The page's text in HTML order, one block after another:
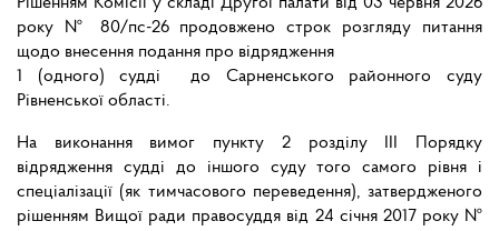
року № 80/пс-26 продовжено строк розгляду питання
щодо внесення подання про відрядження
1 (одного) судді до Сарненського районного суду
Рівненської області.
На виконання вимог пункту 2 розділу III Порядку
відрядження судді до іншого суду того самого рівня і
спеціалізації (як тимчасового переведення), затвердженого
рішенням Вищої ради правосуддя від 24 січня 2017 року №